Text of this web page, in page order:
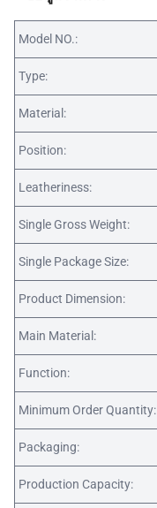
Model NO.:
Type:
Material:
Position:
Leatheriness:
Single Gross Weight:
Single Package Size:
Product Dimension:
Main Material:
Function:
Minimum Order Quantity:
Packaging:
Production Capacity: